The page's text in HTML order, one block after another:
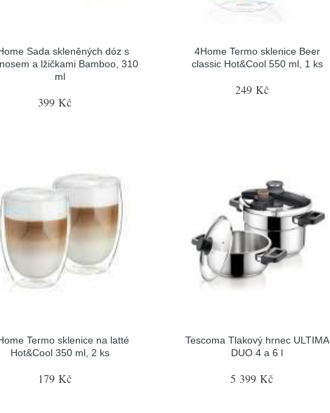
Sada skleněných dóz s
a lžičkami Bamboo, 310
ml
399 Kč
4Home Termo sklenice Beer
classic Hot&Cool 550 ml, 1 ks
249 Kč
Termo sklenice na latté
Hot&Cool 350 ml, 2 ks
179 Kč
Tescoma Tlakový hrnec ULTIMA
DUO 4 a 6 l
5 399 Kč